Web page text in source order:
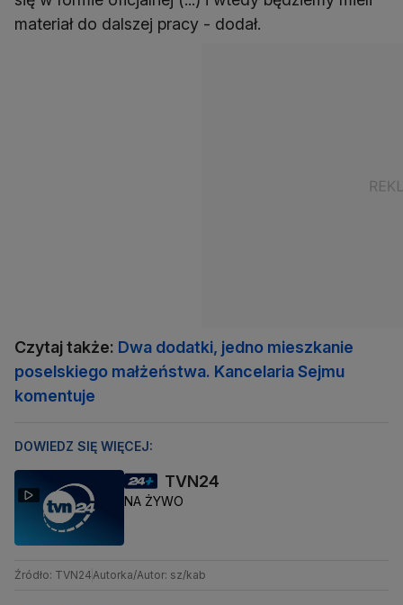
materiał do dalszej pracy - dodał.
Czytaj także: Dwa dodatki, jedno mieszkanie
poselskiego małżeństwa. Kancelaria Sejmu
komentuje
DOWIEDZ SIĘ WIĘCEJ:
TVN24
NA ŻYWO
Źródło: TVN24Autorka/Autor: sz/kab